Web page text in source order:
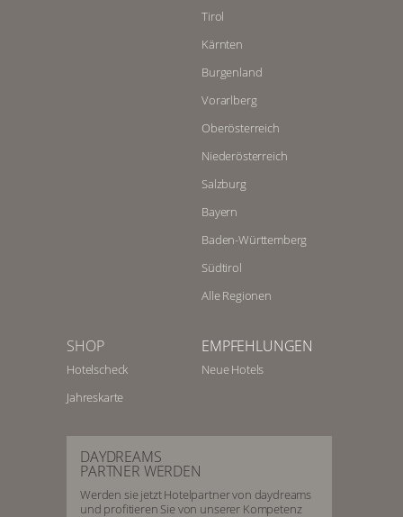
Tirol
Kärnten
Burgenland
Vorarlberg
Oberösterreich
Niederösterreich
Salzburg
Bayern
Baden-Württemberg
Südtirol
Alle Regionen
SHOP
Hotelscheck
Jahreskarte
EMPFEHLUNGEN
Neue Hotels
DAYDREAMS
PARTNER WERDEN
Werden sie jetzt Hotelpartner von daydreams
und profitieren Sie von unserer Kompetenz